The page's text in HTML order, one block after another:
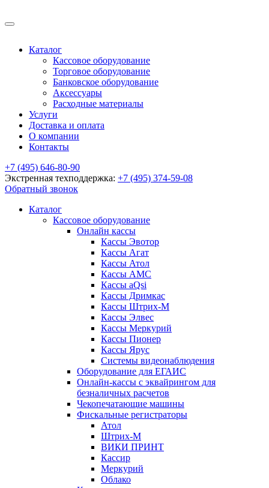
Каталог
Кассовое оборудование
Торговое оборудование
Банковское оборудование
Аксессуары
Расходные материалы
Услуги
Доставка и оплата
О компании
Контакты
+7 (495) 646-80-90
Экстренная техподдержка: +7 (495) 374-59-08
Обратный звонок
Каталог
Кассовое оборудование
Онлайн кассы
Кассы Эвотор
Кассы Агат
Кассы Атол
Кассы АМС
Кассы aQsi
Кассы Дримкас
Кассы Штрих-М
Кассы Элвес
Кассы Меркурий
Кассы Пионер
Кассы Ярус
Системы видеонаблюдения
Оборудование для ЕГАИС
Онлайн-кассы с эквайрингом для
безналичных расчетов
Чекопечатающие машины
Фискальные регистраторы
Атол
Штрих-М
ВИКИ ПРИНТ
Кассир
Меркурий
Облако